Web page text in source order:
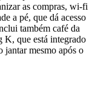
as compras, wi-fi
a pé, que dá acesso
também café da
K, que está integrado
jantar mesmo após o